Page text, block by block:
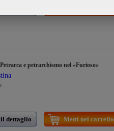
e petrarchismo nel «Furioso»
dettaglio Metti nel carrello